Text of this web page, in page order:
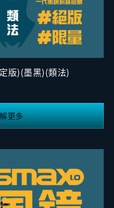
版)(墨黑)(類法)
更多